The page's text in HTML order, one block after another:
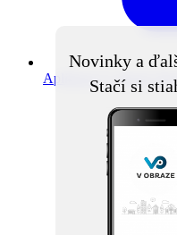
Aplikácia V obraze
Novinky a
Stačí si